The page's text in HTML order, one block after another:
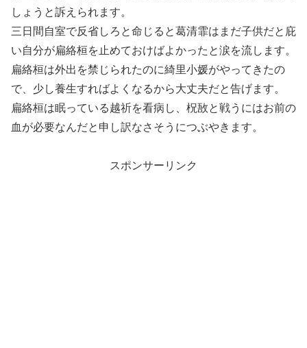
しょうと訴えられます。
三日間自室で反省しろと命じると葛清霏はまだ子供だと庇
い自分が扁絡桓を止めておけばよかったと涙を流します。
扁絡桓は外出を禁じられたのに綺里小媛がやってきたの
で、少し養生すればよくなるから大丈夫だと告げます。
扁絡桓は眠っている越祈を看病し、柷敔と戦うにはお前の
血が必要なんだと申し訳なさそうにつぶやきます。
スポンサーリンク